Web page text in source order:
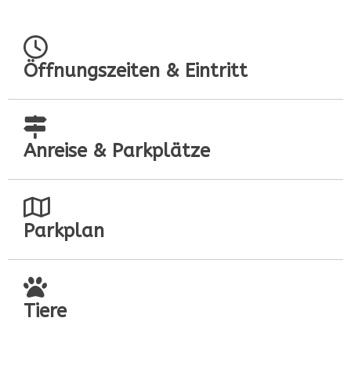
Öffnungszeiten & Eintritt
Anreise & Parkplätze
Parkplan
Tiere